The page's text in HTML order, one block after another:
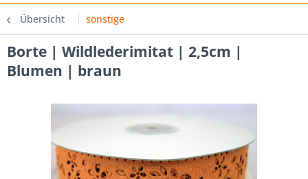
Übersicht sonstige
Borte | Wildlederimitat | 2,5cm |
Blumen | braun